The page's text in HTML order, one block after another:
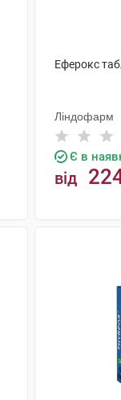
Еферокс
Ліндофарм
Є в
від